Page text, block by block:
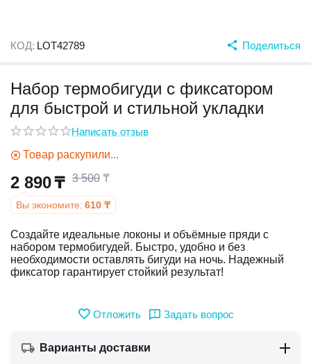
КОД: LOT42789 Поделиться
Набор термобигуди с фиксатором
для быстрой и стильной укладки
Написать отзыв
Товар раскупили...
2 890₸ 3 500 ₸
Вы экономите: 610 ₸
Создайте идеальные локоны и объёмные пряди с
набором термобигудей. Быстро, удобно и без
необходимости оставлять бигуди на ночь. Надежный
фиксатор гарантирует стойкий результат!
Отложить Задать вопрос
Варианты доставки